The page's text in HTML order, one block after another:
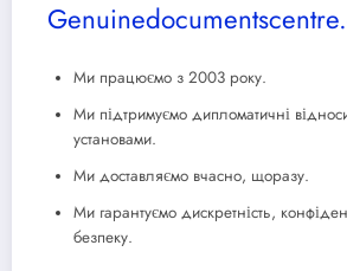
Ми працюємо з 2003 року.
Ми підтримуємо дипломатичні
установами.
Ми доставляємо вчасно, щоразу.
Ми гарантуємо дискретність,
безпеку.